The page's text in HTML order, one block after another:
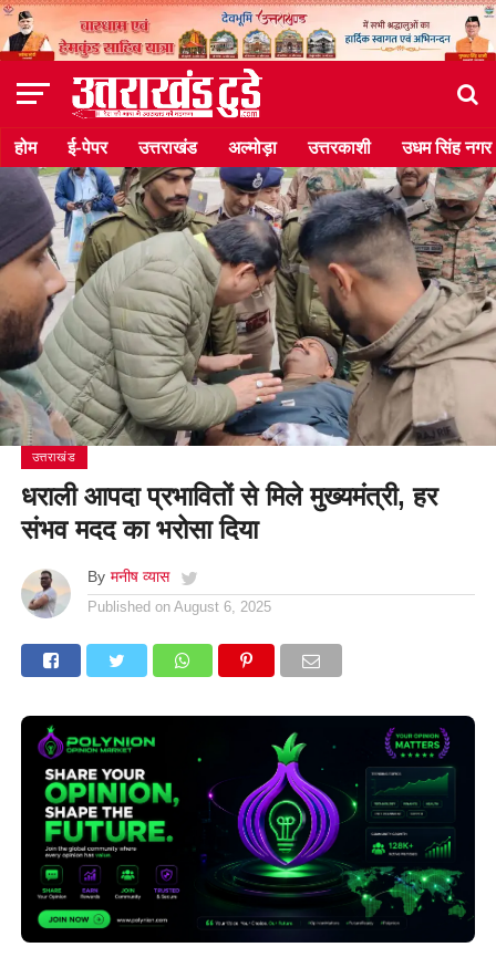
होम ई-पेपर उत्तराखंड अल्मोड़ा उत्तरकाशी उधम सिंह नगर
उत्तराखंड
धराली आपदा प्रभावितों से मिले मुख्यमंत्री, हर
संभव मदद का भरोसा दिया
By मनीष व्यास
Published on August 6, 2025